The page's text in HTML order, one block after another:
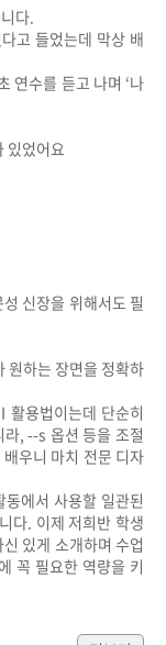
다.
고 들었는데 막상 배
연수를 듣고 나며 ‘나
있었어요
신장을 위해서도 필
원하는 장면을 정확하
활용법이는데 단순히
, --s 옵션 등을 조절
우니 마치 전문 디자
에서 사용할 일관된
다. 이제 저희반 학생
있게 소개하며 수업
꼭 필요한 역량을 키